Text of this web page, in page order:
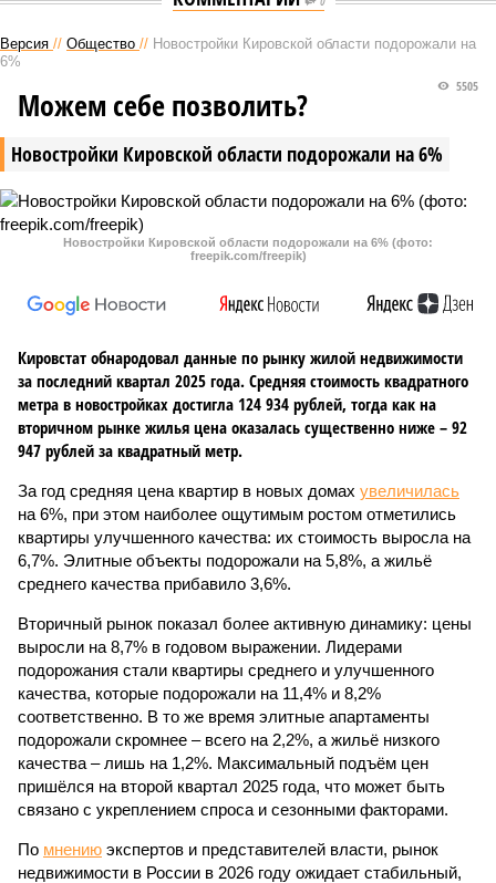
Версия // Общество // Новостройки Кировской области подорожали на
6%
Новостройки Кировской области подорожали на 6%
5505
Можем себе позволить?
Новостройки Кировской области подорожали на 6% (фото:
freepik.com/freepik)
Кировстат обнародовал данные по рынку жилой недвижимости
за последний квартал 2025 года. Средняя стоимость квадратного
метра в новостройках достигла 124 934 рублей, тогда как на
вторичном рынке жилья цена оказалась существенно ниже – 92
947 рублей за квадратный метр.
За год средняя цена квартир в новых домах увеличилась
на 6%, при этом наиболее ощутимым ростом отметились
квартиры улучшенного качества: их стоимость выросла на
6,7%. Элитные объекты подорожали на 5,8%, а жильё
среднего качества прибавило 3,6%.
Вторичный рынок показал более активную динамику: цены
выросли на 8,7% в годовом выражении. Лидерами
подорожания стали квартиры среднего и улучшенного
качества, которые подорожали на 11,4% и 8,2%
соответственно. В то же время элитные апартаменты
подорожали скромнее – всего на 2,2%, а жильё низкого
качества – лишь на 1,2%. Максимальный подъём цен
пришёлся на второй квартал 2025 года, что может быть
связано с укреплением спроса и сезонными факторами.
По мнению экспертов и представителей власти, рынок
недвижимости в России в 2026 году ожидает стабильный,